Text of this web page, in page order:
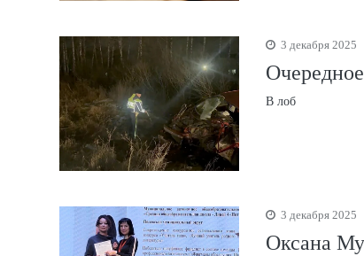
3 декабря 2025
В лоб
3 декабря 2025
Оксана